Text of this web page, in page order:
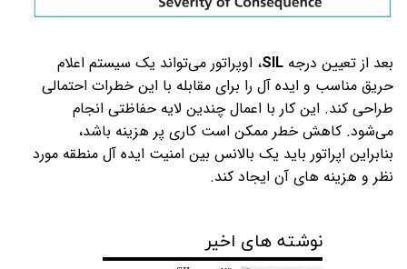
بعد از تعیین درجه SIL، اوپراتور می‌تواند یک سیستم اعلام
حریق مناسب و ایده آل را برای مقابله با این خطرات احتمالی
طراحی کند. این کار با اعمال چندین لایه حفاظتی انجام
می‌شود. کاهش خطر ممکن است کاری پر هزینه باشد،
بنابراین اپراتور باید یک بالانس بین امنیت ایده آل منطقه مورد
نظر و هزینه های آن ایجاد کند.
نوشته های اخیر